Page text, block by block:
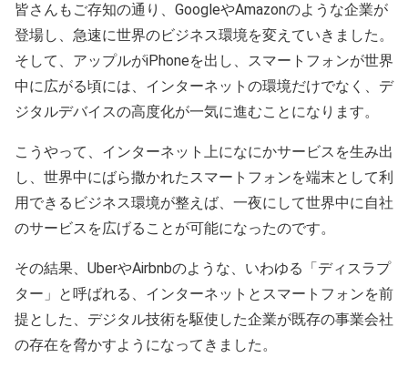
皆さんもご存知の通り、GoogleやAmazonのような企業が
登場し、急速に世界のビジネス環境を変えていきました。
そして、アップルがiPhoneを出し、スマートフォンが世界
中に広がる頃には、インターネットの環境だけでなく、デ
ジタルデバイスの高度化が一気に進むことになります。
こうやって、インターネット上になにかサービスを生み出
し、世界中にばら撒かれたスマートフォンを端末として利
用できるビジネス環境が整えば、一夜にして世界中に自社
のサービスを広げることが可能になったのです。
その結果、UberやAirbnbのような、いわゆる「ディスラプ
ター」と呼ばれる、インターネットとスマートフォンを前
提とした、デジタル技術を駆使した企業が既存の事業会社
の存在を脅かすようになってきました。